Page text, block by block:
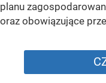
planu
oraz obowiązujące